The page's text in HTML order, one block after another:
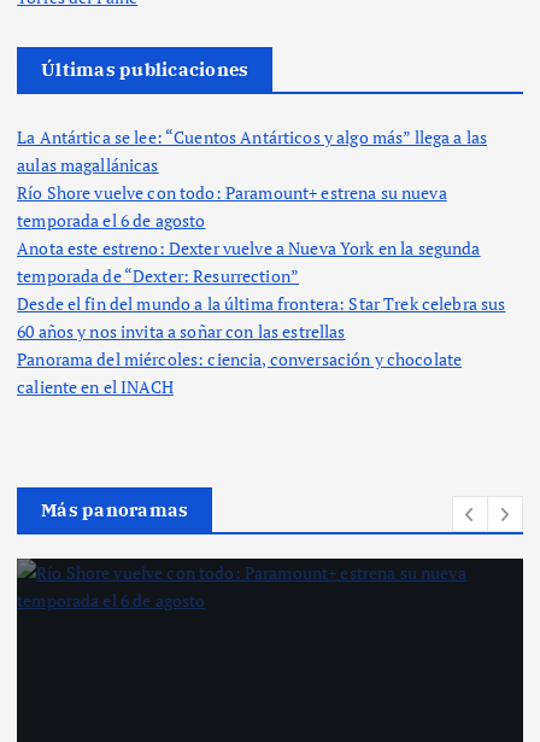
Últimas publicaciones
La Antártica se lee: “Cuentos Antárticos y algo más” llega a las
aulas magallánicas
Río Shore vuelve con todo: Paramount+ estrena su nueva
temporada el 6 de agosto
Anota este estreno: Dexter vuelve a Nueva York en la segunda
temporada de “Dexter: Resurrection”
Desde el fin del mundo a la última frontera: Star Trek celebra sus
60 años y nos invita a soñar con las estrellas
Panorama del miércoles: ciencia, conversación y chocolate
caliente en el INACH
Más panoramas